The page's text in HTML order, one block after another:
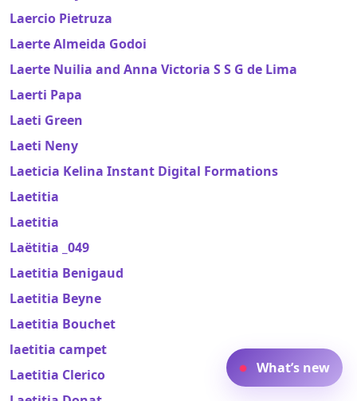
Laercio Pietruza
Laerte Almeida Godoi
Laerte Nuilia and Anna Victoria S S G de Lima
Laerti Papa
Laeti Green
Laeti Neny
Laeticia Kelina Instant Digital Formations
Laetitia
Laetitia
Laëtitia _049
Laetitia Benigaud
Laetitia Beyne
Laetitia Bouchet
laetitia campet
Laetitia Clerico
What’s new